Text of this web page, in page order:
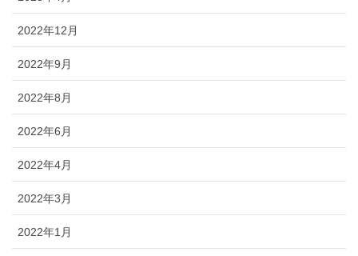
2022年12月
2022年9月
2022年8月
2022年6月
2022年4月
2022年3月
2022年1月